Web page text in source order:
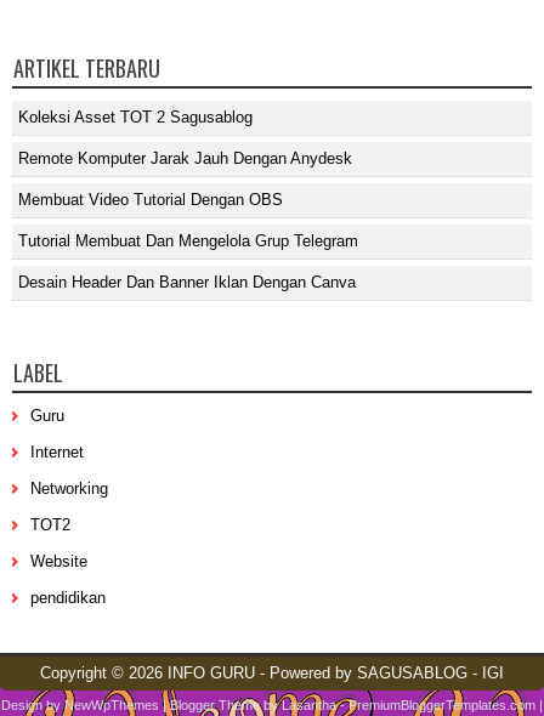
ARTIKEL TERBARU
Koleksi Asset TOT 2 Sagusablog
Remote Komputer Jarak Jauh Dengan Anydesk
Membuat Video Tutorial Dengan OBS
Tutorial Membuat Dan Mengelola Grup Telegram
Desain Header Dan Banner Iklan Dengan Canva
LABEL
Guru
Internet
Networking
TOT2
Website
pendidikan
Copyright © 2026 INFO GURU - Powered by SAGUSABLOG - IGI
Design byNewWpThemes | Blogger Theme byLasantha-PremiumBloggerTemplates.com